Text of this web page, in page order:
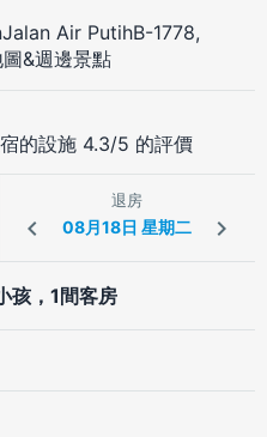
Air PutihB-1778,
&週邊景點
的設施 4.3/5 的評價
退房
孩，1間客房